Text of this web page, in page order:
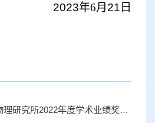
2023年6月 21 日
所2022年度学术业绩奖学金拟获奖名单的公示